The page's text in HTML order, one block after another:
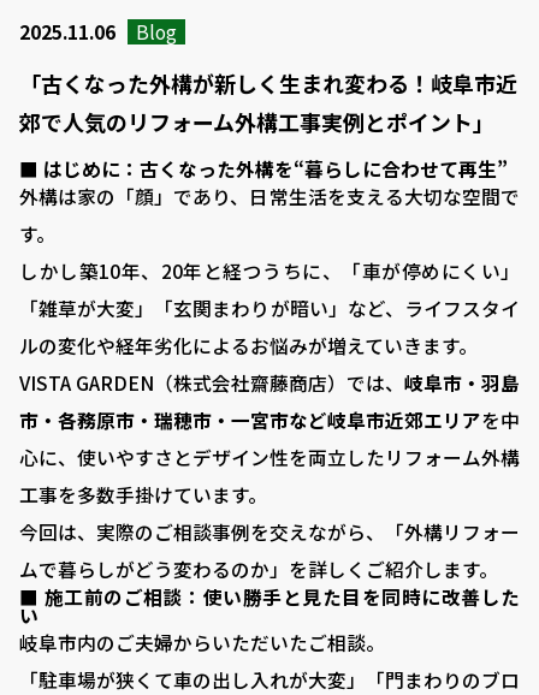
2025.11.06 Blog
「古くなった外構が新しく生まれ変わる！岐阜市近
郊で人気のリフォーム外構工事実例とポイント」
■ はじめに：古くなった外構を“暮らしに合わせて再生”
外構は家の「顔」であり、日常生活を支える大切な空間で
す。
しかし築10年、20年と経つうちに、「車が停めにくい」
「雑草が大変」「玄関まわりが暗い」など、ライフスタイ
ルの変化や経年劣化によるお悩みが増えていきます。
VISTA GARDEN（株式会社齋藤商店）では、 岐阜市・羽島
市・各務原市・瑞穂市・一宮市など岐阜市近郊エリアを中
心に、使いやすさとデザイン性を両立したリフォーム外構
工事を多数手掛けています。
今回は、実際のご相談事例を交えながら、「外構リフォー
ムで暮らしがどう変わるのか」を詳しくご紹介します。
■ 施工前のご相談：使い勝手と見た目を同時に改善した
い
岐阜市内のご夫婦からいただいたご相談。
「駐車場が狭くて車の出し入れが大変」「門まわりのブロ